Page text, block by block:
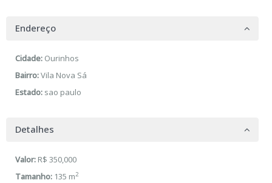
Endereço
Cidade: Ourinhos
Bairro:Vila Nova Sá
Estado: sao paulo
Detalhes
Valor: R$ 350,000
Tamanho: 135 m2